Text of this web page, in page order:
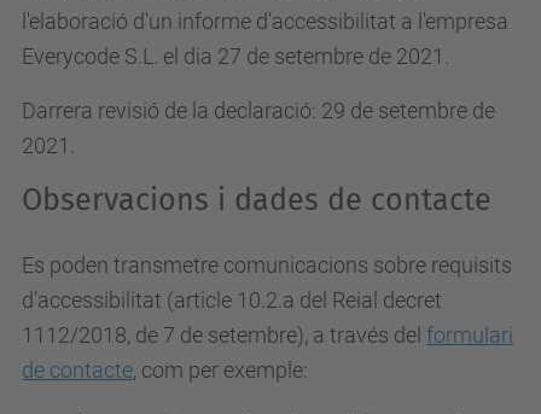
l'elaboració d'un informe d'accessibilitat a l'empresa
Everycode S.L. el dia 27 de setembre de 2021.
Darrera revisió de la declaració: 29 de setembre de
2021.
Observacions i dades de contacte
Es poden transmetre comunicacions sobre requisits
d’accessibilitat (article 10.2.a del Reial decret
1112/2018, de 7 de setembre), a través del formulari
de contacte, com per exemple: